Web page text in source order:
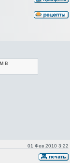
в
01 Фев 2010 3:22